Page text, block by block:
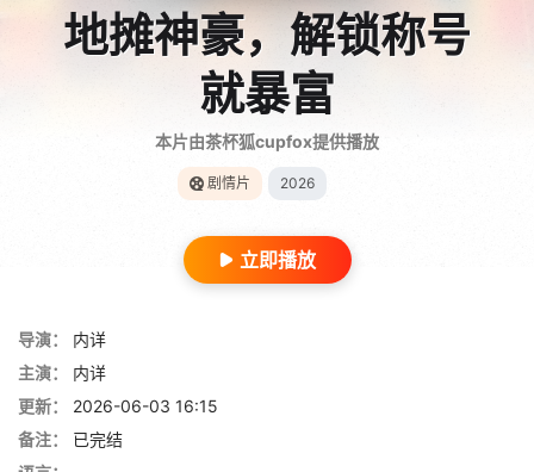
地摊神豪，解锁称号
就暴富
本片由茶杯狐cupfox提供播放
剧情片 2026
立即播放
导演：
内详
主演：
内详
更新：
2026-06-03 16:15
备注：
已完结